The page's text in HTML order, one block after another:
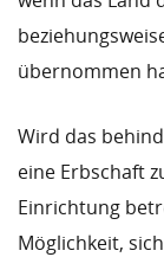
übernommen
Wird das
eine Erbschaft
Einrichtung
Möglichkeit,